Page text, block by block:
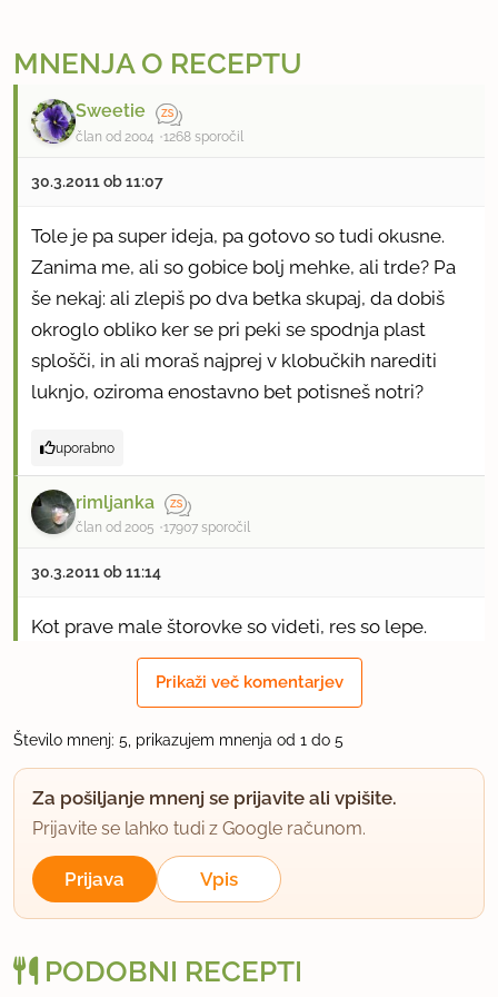
MNENJA O RECEPTU
Sweetie
član od 2004 1268 sporočil
30.3.2011 ob 11:07
Tole je pa super ideja, pa gotovo so tudi okusne.
Zanima me, ali so gobice bolj mehke, ali trde? Pa
še nekaj: ali zlepiš po dva betka skupaj, da dobiš
okroglo obliko ker se pri peki se spodnja plast
splošči, in ali moraš najprej v klobučkih narediti
luknjo, oziroma enostavno bet potisneš notri?
uporabno
rimljanka
član od 2005 17907 sporočil
30.3.2011 ob 11:14
Kot prave male štorovke so videti, res so lepe.
sabrina
30.3.2011 ob 19:32
Gobice so tako lepe, da bi jih rada tudi sama
naredila.
sladkorja za to količino gobic po receptu?
Prikaži več komentarjev
Število mnenj: 5, prikazujem mnenja od 1 do 5
Za pošiljanje mnenj se prijavite ali vpišite.
Prijavite se lahko tudi z Google računom.
Prijava Vpis
PODOBNI RECEPTI